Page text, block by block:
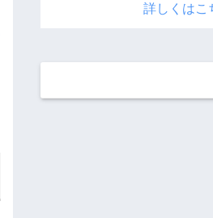
詳しくはこ